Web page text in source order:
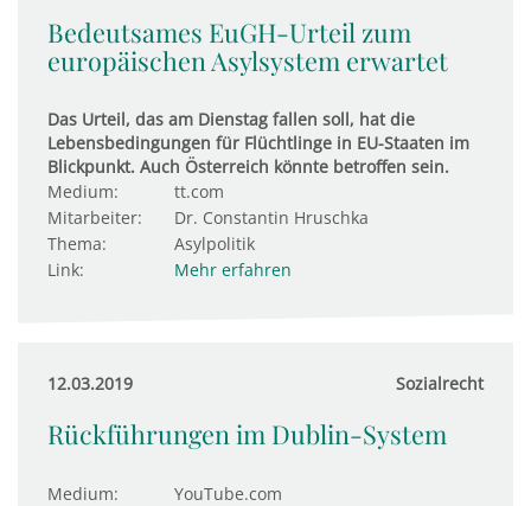
Bedeutsames EuGH-Urteil zum
europäischen Asylsystem erwartet
Das Urteil, das am Dienstag fallen soll, hat die
Lebensbedingungen für Flüchtlinge in EU-Staaten im
Blickpunkt. Auch Österreich könnte betroffen sein.
Medium:
tt.com
Mitarbeiter:
Dr. Constantin Hruschka
Thema:
Asylpolitik
Link:
Mehr erfahren
12.03.2019 Sozialrecht
Rückführungen im Dublin-System
Medium:
YouTube.com